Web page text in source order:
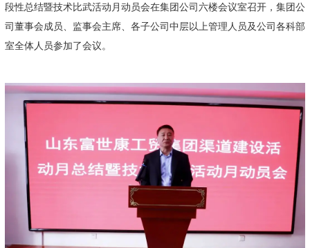
段性总结暨技术比武活动月动员会在集团公司六楼会议室召开，集团公
司董事会成员、监事会主席、各子公司中层以上管理人员及公司各科部
室全体人员参加了会议。